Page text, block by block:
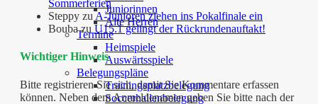
Juniorinnen
Alte Herren
Termine
Heimspiele
Auswärtsspiele
Belegungspläne
Trainingsplatzbelegung
Soccerhallenbelegung
Sommerferien
Steppy zu A-Junioren ziehen ins Pokalfinale ein
Boubazu U15.1 gelingt der Rückrundenauftakt!
Wichtiger Hinweis
Bitte registrieren Sie sich, damit Sie Kommentare erfassen
können. Neben dem Anmeldenamen geben Sie bitte nach der